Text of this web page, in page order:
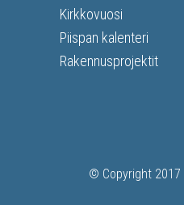
Kirkkovuosi
Piispan kalenteri
Rakennusprojektit
© Copyright 2017